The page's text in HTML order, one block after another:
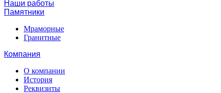
Наши работы
Памятники
Мраморные
Гранитные
Компания
О компании
История
Реквизиты